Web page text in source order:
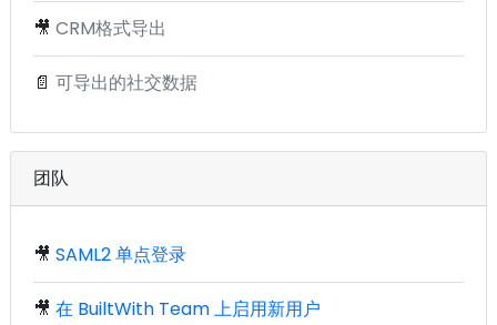
🎥 CRM格式导出
📄 可导出的社交数据
团队
🎥 SAML2 单点登录
🎥 在 BuiltWith Team 上启用新用户